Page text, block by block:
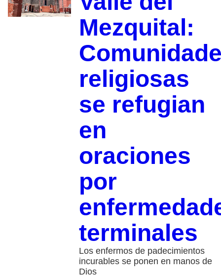
Mezquital:
religiosas
se refugian
en
oraciones
por
terminales
Los enfermos de padecimientos
incurables se ponen en manos de
Dios